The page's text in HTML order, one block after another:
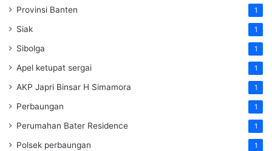
Provinsi Banten 1
Siak 1
Sibolga 1
Apel ketupat sergai 1
AKP Japri Binsar H Simamora 1
Perbaungan 1
Perumahan Bater Residence 1
Polsek perbaungan 1